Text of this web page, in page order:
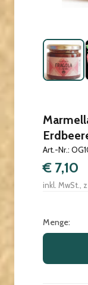
Art.-Nr.:
€ 7,10
inkl. MwSt.,
Menge: